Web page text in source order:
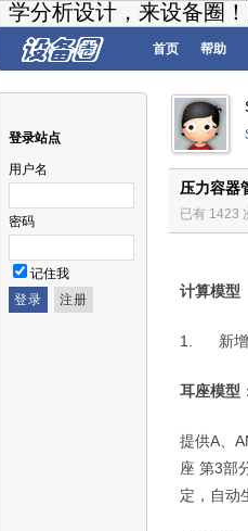
学分析设计，来设备圈
首页 帮助
登录站点
用户名
密码
记住我
压力容器
已有 1423
计算模型
1. 新
耳座模型 ：
提供A
座 第3部
定，自动